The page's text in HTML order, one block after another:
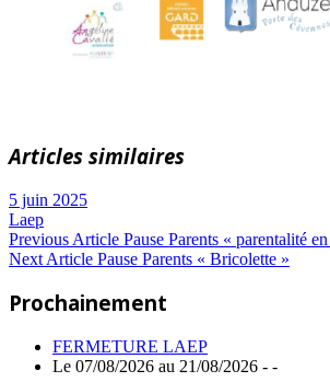
Articles similaires
5 juin 2025
Laep
Navigation
l’article
Previous ArticlePrevious
Post:
Pause Parents « parentalité
Next ArticleNext
Pause Parents « Bricolette »
Prochainement
FERMETURE LAEP
Le 07/08/2026 au 21/08/2026 - -